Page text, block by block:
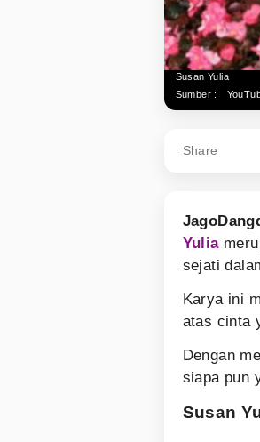
Susan Yulia
Sumber :
Share
Yulia
sejati
Karya ini
atas cinta
Dengan
siapa pun
Susan